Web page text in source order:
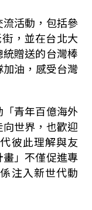
活動，包括參
，並在台北大
統贈送的台灣棒
油，感受台灣
青年百億海外
世界，也歡迎
彼此理解與友
」不僅促進專
注入新世代動